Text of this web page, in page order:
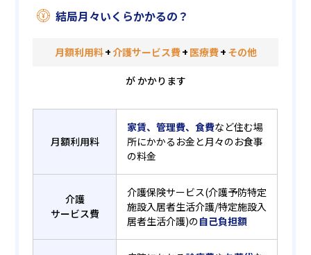
結局月々いくらかかるの？
月額利用料+ 介護サービス費+ 医療費+ その他
が かかります
月額利用料
家賃、管理費、食費など住む場
所にかかるお金と月々のお食事
の料金
介護
サービス費
介護保険サービス(介護予防特定
施設入居者生活介護/特定施設入
居者生活介護)の自己負担額